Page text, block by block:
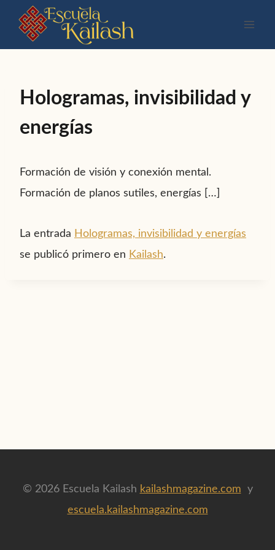
Saltar
contenido
Hologramas, invisibilidad y
energías
Formación de visión y conexión mental.
Formación de planos sutiles, energías […]
La entrada Hologramas, invisibilidad y energías
se publicó primero en Kailash.
© 2026 Escuela Kailash kailashmagazine.com y
escuela.kailashmagazine.com